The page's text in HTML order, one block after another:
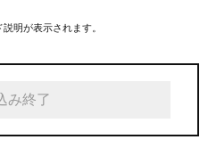
明が表示されます。
み終了